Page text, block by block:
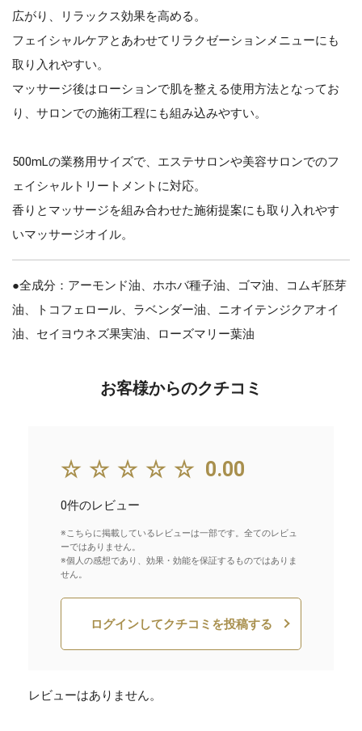
広がり、リラックス効果を高める。
フェイシャルケアとあわせてリラクゼーションメニューにも
取り入れやすい。
マッサージ後はローションで肌を整える使用方法となってお
り、サロンでの施術工程にも組み込みやすい。
500mLの業務用サイズで、エステサロンや美容サロンでのフ
ェイシャルトリートメントに対応。
香りとマッサージを組み合わせた施術提案にも取り入れやす
いマッサージオイル。
●全成分：アーモンド油、ホホバ種子油、ゴマ油、コムギ胚芽
油、トコフェロール、ラベンダー油、ニオイテンジクアオイ
油、セイヨウネズ果実油、ローズマリー葉油
お客様からのクチコミ
☆☆☆☆☆ 0.00
0件のレビュー
※こちらに掲載しているレビューは一部です。全てのレビュ
ーではありません。
※個人の感想であり、効果・効能を保証するものではありま
せん。
ログインしてクチコミを投稿する
レビューはありません。